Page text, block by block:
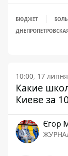
БЮДЖЕТ
10:00, 17
Какие
Киеве за
Єгор